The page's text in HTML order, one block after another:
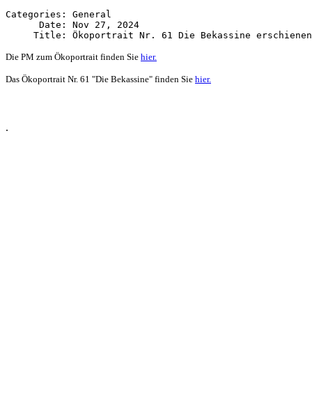
Categories: General
      Date: Nov 27, 2024
Die PM zum Ökoportrait finden Sie hier.
Das Ökoportrait Nr. 61 "Die Bekassine" finden Sie hier.
.